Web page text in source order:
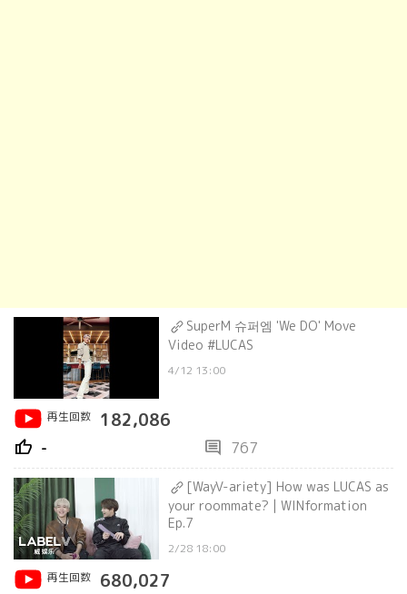
SuperM 슈퍼엠 'We DO' Move
Video #LUCAS
4/12 13:00
再生回数 182,086
thumb_up - comment 767
[WayV-ariety] How was LUCAS as
your roommate? | WINformation
Ep.7
2/28 18:00
再生回数
680,027